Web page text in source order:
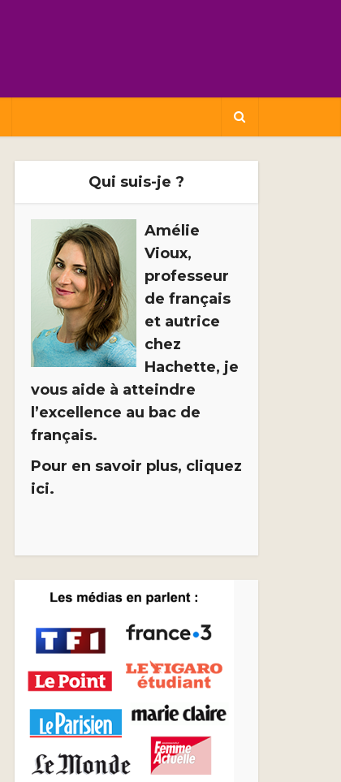
Qui suis-je ?
Amélie
Vioux,
professeur
de français
et autrice
chez
Hachette, je
vous aide à atteindre
l’excellence au bac de
français.
Pour en savoir plus, cliquez
ici.